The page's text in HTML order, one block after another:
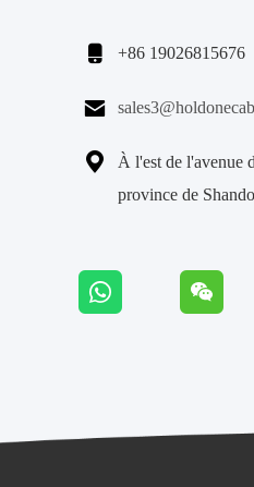
 +86 19026815676


À l'est de l'avenue
province de